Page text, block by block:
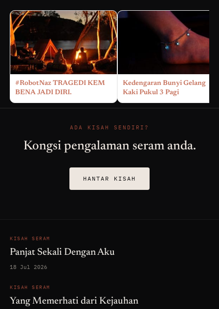
#RobotNaz TRAGEDI KEM
BENA JADI DIRI.
Kedengaran Bunyi Gelang
Kaki Pukul 3 Pagi
ADA KISAH SENDIRI?
Kongsi pengalaman seram anda.
HANTAR KISAH
KISAH SERAM
Panjat Sekali Dengan Aku
18 Jul 2026
KISAH SERAM
Yang Memerhati dari Kejauhan